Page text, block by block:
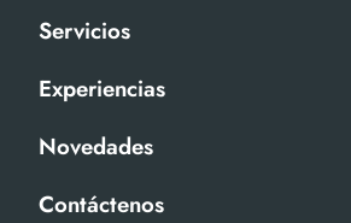
Servicios
Experiencias
Novedades
Contáctenos